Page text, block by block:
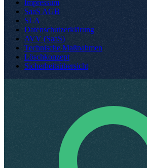
Impressum
SaaS AGB
SLA
Datenschutzerklärung
AVV (SaaS)
Technische Maßnahmen
Löschkonzept
Sicherheitsübersicht